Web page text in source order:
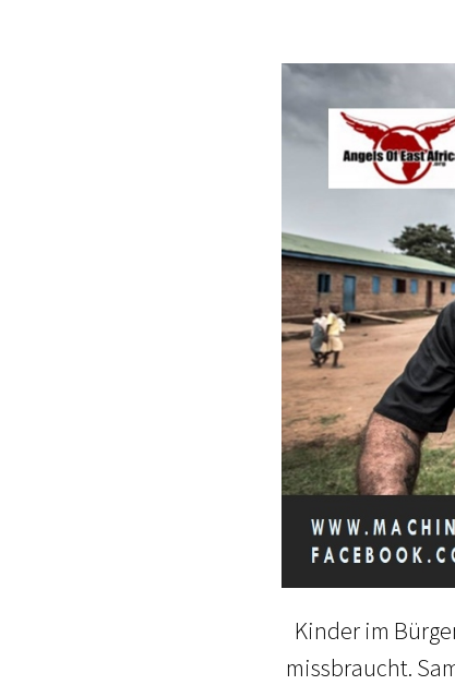
Kinder im
missbraucht.